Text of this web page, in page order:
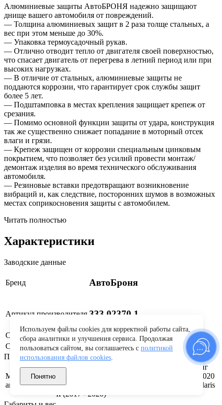
Алюминиевые защиты АвтоБРОНЯ надежно защищают
днище вашего автомобиля от повреждений.
— Толщина алюминиевых защит в 2 раза толще стальных, а
вес при этом меньше до 30%.
— Упаковка термоусадочный рукав.
— Отлично отводит тепло от двигателя своей поверхностью,
что спасает двигатель от перегрева в летний период или при
высоких нагрузках.
— В отличие от стальных, алюминиевые защиты не
поддаются коррозии, что гарантирует срок службы защит
более 5 лет.
— Подштамповка в местах крепления защищает крепеж от
срезания.
— Помимо основной функции защиты от удара, конструкция
так же существенно снижает попадание в моторный отсек
влаги и грязи.
— Крепеж защищен от коррозии специальным цинковым
покрытием, что позволяет без усилий провести монтаж/
демонтаж изделия во время технического обслуживания
автомобиля.
— Резиновые вставки предотвращают возникновение
вибраций и, как следствие, посторонних шумов в возможных
местах соприкосновения защиты с автомобилем.
Читать полностью
Характеристики
Заводские данные
Бренд АвтоБроня
Артикул производителя 333.02370.1
Страна бренда
Россия
Страна производства
Россия
Применяемость
Модификация
автомобиля
Rio X-Line I (2017 - 2021), Rio IV рестайлинг
(2020 - н.в.), Rio IV (2017 - 2020), Rio X I (2020
- н.в.), Solaris II рестайлинг (2020 - н.в.), Solaris
II (2017 - 2020)
Используем файлы cookies для корректной работы сайта,
сбора аналитики и улучшения сервиса. Продолжая
пользоваться сайтом, вы соглашаетесь с политикой
использования файлов cookies.
Понятно